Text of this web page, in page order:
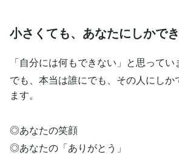
小さくても、あなたにしかで
「自分には何もできない」と思ってい
でも、本当は誰にでも、その人にしか
ます。
◎あなたの笑顔
◎あなたの「ありがとう」